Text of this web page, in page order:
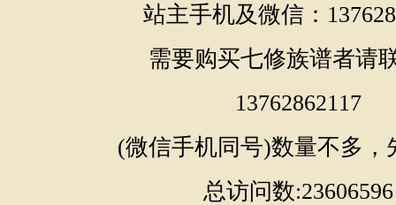
站主手机及微信：
需要购买七修族谱者请
13762862117
(微信手机同号)数量不多，
总访问数:23606596